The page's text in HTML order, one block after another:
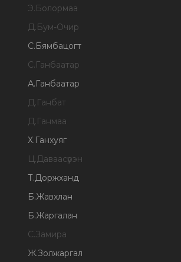
Э.Болормаа
Д.Бум-Очир
С.Бямбацогт
С.Ганбаатар
А.Ганбаатар
Д.Ганбат
Д.Ганмаа
Х.Ганхуяг
Ц.Даваасүрэн
Т.Доржханд
Б.Жавхлан
Б.Жаргалан
С.Замира
Ж.Золжаргал